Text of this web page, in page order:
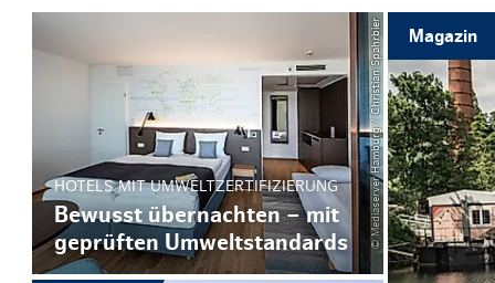
© Mediaserver Hamburg / Christian Spahrbier
HOTELS MIT UMWELTZERTIFIZIERUNG
Bewusst übernachten – mit
geprüften Umweltstandards
Magazin